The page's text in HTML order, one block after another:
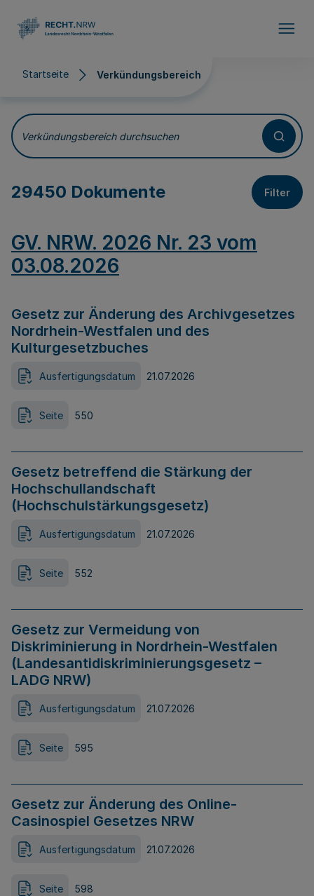
Startseite Verkündungsbereich
Verkündungsbereich
Verkündungsbereich durchsuchen
29450 Dokumente Filter
GV. NRW. 2026 Nr. 23 vom
03.08.2026
Gesetz zur Änderung des Archivgesetzes
Nordrhein-Westfalen und des
Kulturgesetzbuches
Ausfertigungsdatum 21.07.2026
Seite 550
Gesetz betreffend die Stärkung der
Hochschullandschaft
(Hochschulstärkungsgesetz)
Ausfertigungsdatum 21.07.2026
Seite 552
Gesetz zur Vermeidung von
Diskriminierung in Nordrhein-Westfalen
(Landesantidiskriminierungsgesetz –
LADG NRW)
Ausfertigungsdatum 21.07.2026
Seite 595
Gesetz zur Änderung des Online-
Casinospiel Gesetzes NRW
Ausfertigungsdatum 21.07.2026
Seite 598